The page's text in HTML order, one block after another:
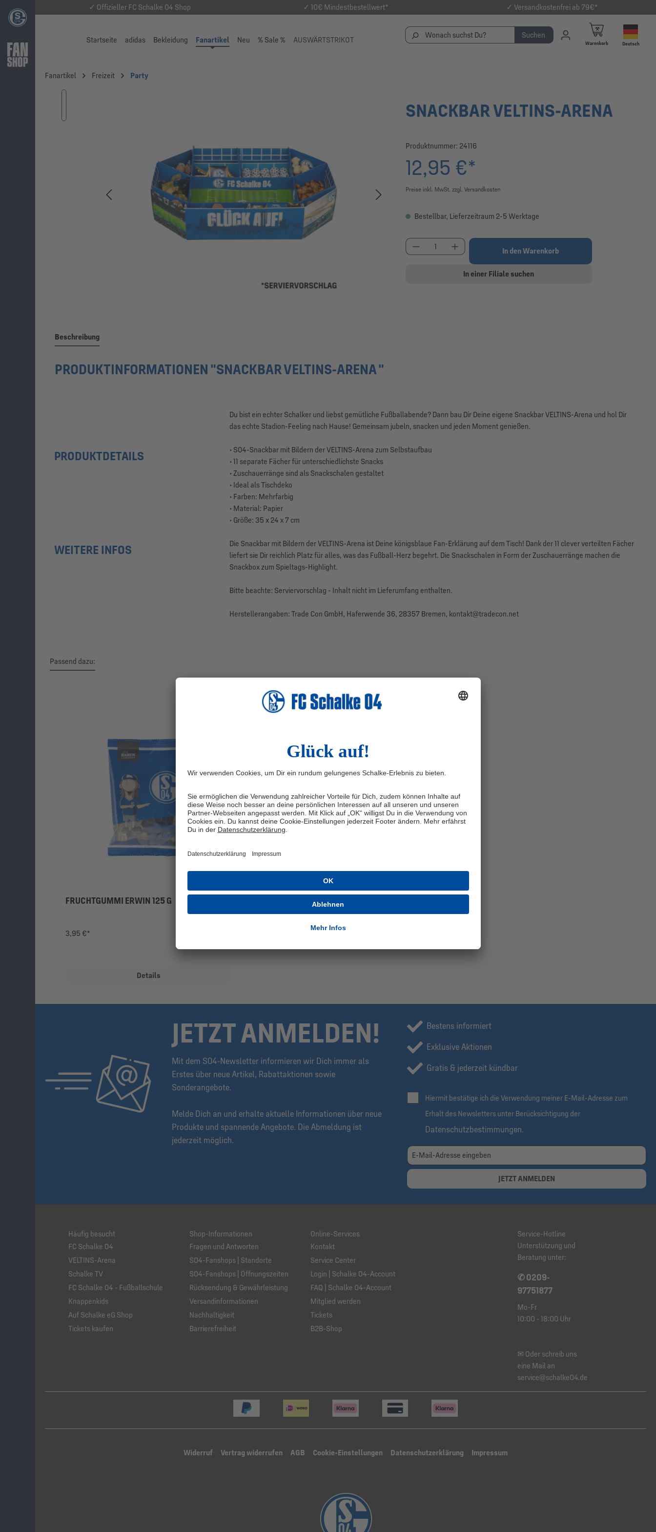
✓ Offizieller FC Schalke 04 Shop ✓ 10€ Mindestbestellwert* ✓ Versandkostenfrei ab 79€*
Startseite adidas Bekleidung Fanartikel Neu % Sale % AUSWÄRTSTRIKOT
Suchen
Warenkorb Deutsch
Fanartikel Freizeit Party
Bildergalerie überspringen
SNACKBAR VELTINS-ARENA
Produktnummer: 24116
12,95 €*
Preise inkl. MwSt. zzgl. Versandkosten
Bestellbar, Lieferzeitraum 2-5 Werktage
Produkt Anzahl: Gib den gewünschten Wert ein oder
In den Warenkorb
In einer Filiale suchen
Beschreibung
PRODUKTINFORMATIONEN "SNACKBAR VELTINS-ARENA "
Du bist ein echter Schalker und liebst gemütliche Fußballabende? Dann bau Dir Deine eigene Snackbar VELTINS-Arena und hol Dir
das echte Stadion-Feeling nach Hause! Gemeinsam jubeln, snacken und jeden Moment genießen.
PRODUKTDETAILS
• S04-Snackbar mit Bildern der VELTINS-Arena zum Selbstaufbau
• 11 separate Fächer für unterschiedlichste Snacks
• Zuschauerränge sind als Snackschalen gestaltet
• Ideal als Tischdeko
• Farben: Mehrfarbig
• Material: Papier
• Größe: 35 x 24 x 7 cm
WEITERE INFOS
Die Snackbar mit Bildern der VELTINS-Arena ist Deine königsblaue Fan-Erklärung auf dem Tisch! Dank der 11 clever verteilten Fächer
liefert sie Dir reichlich Platz für alles, was das Fußball-Herz begehrt. Die Snackschalen in Form der Zuschauerränge machen die
Snackbox zum Spieltags-Highlight.
Bitte beachte: Serviervorschlag - Inhalt nicht im Lieferumfang enthalten.
Herstellerangaben: Trade Con GmbH, Haferwende 36, 28357 Bremen, kontakt@tradecon.net
Passend dazu:
FRUCHTGUMMI ERWIN 125 G
3,95 €*
Details
JETZT ANMELDEN!
Mit dem S04-Newsletter informieren wir Dich immer als
Erstes über neue Artikel, Rabattaktionen sowie
Sonderangebote.
Melde Dich an und erhalte aktuelle Informationen über neue
Produkte und spannende Angebote. Die Abmeldung ist
jederzeit möglich.
Bestens informiert
Exklusive Aktionen
Gratis & jederzeit kündbar
Hiermit bestätige ich die Verwendung meiner E-Mail-Adresse zum
Erhalt des Newsletters unter Berücksichtigung der
Datenschutzbestimmungen.
JETZT ANMELDEN
Häufig besucht
FC Schalke 04
VELTINS-Arena
Schalke TV
FC Schalke 04 - Fußballschule
Knappenkids
Auf Schalke eG Shop
Tickets kaufen
Shop-Informationen
Fragen und Antworten
S04-Fanshops | Standorte
S04-Fanshops | Öffnungszeiten
Rücksendung & Gewährleistung
Versandinformationen
Nachhaltigkeit
Barrierefreiheit
Online-Services
Kontakt
Service Center
Login | Schalke 04-Account
FAQ | Schalke 04-Account
Mitglied werden
Tickets
B2B-Shop
Service-Hotline
Unterstützung und
Beratung unter:
✆ 0209-
97751877
Mo-Fr
10:00 - 18:00 Uhr
✉ Oder schreib uns
eine Mail an
service@schalke04.de
Widerruf Vertrag widerrufen AGB Cookie-Einstellungen Datenschutzerklärung Impressum